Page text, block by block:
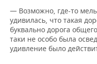
— Возможно, где-то
удивилась, что такая
буквально дорога
таки не особо была
удивление было